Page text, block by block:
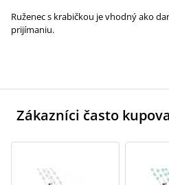
Ruženec s krabičkou je vhodný ako
prijímaniu.
Zákazníci často